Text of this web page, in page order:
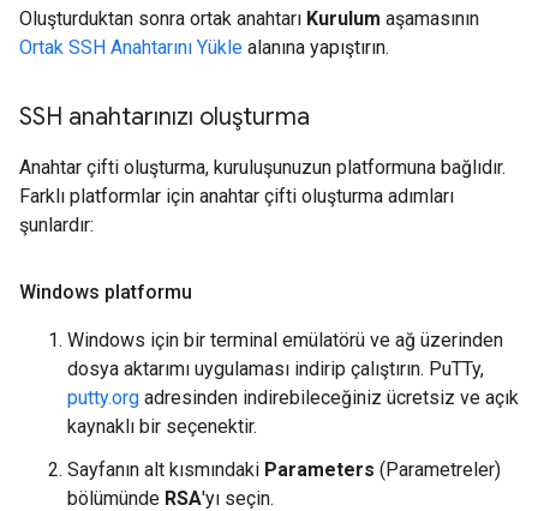
Oluşturduktan sonra ortak anahtarı Kurulum aşamasının
Ortak SSH Anahtarını Yükle alanına yapıştırın.
SSH anahtarınızı oluşturma
Anahtar çifti oluşturma, kuruluşunuzun platformuna bağlıdır.
Farklı platformlar için anahtar çifti oluşturma adımları
şunlardır:
Windows platformu
Windows için bir terminal emülatörü ve ağ üzerinden
dosya aktarımı uygulaması indirip çalıştırın. PuTTy,
putty.org adresinden indirebileceğiniz ücretsiz ve açık
kaynaklı bir seçenektir.
Sayfanın alt kısmındaki Parameters (Parametreler)
bölümünde RSA'yı seçin.